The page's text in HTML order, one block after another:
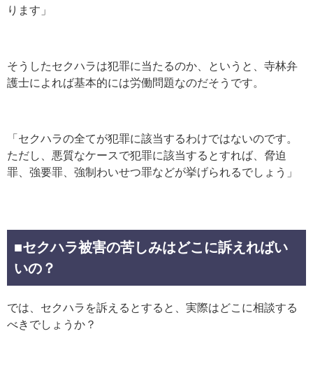
ります」
そうしたセクハラは犯罪に当たるのか、というと、寺林弁
護士によれば基本的には労働問題なのだそうです。
「セクハラの全てが犯罪に該当するわけではないのです。
ただし、悪質なケースで犯罪に該当するとすれば、脅迫
罪、強要罪、強制わいせつ罪などが挙げられるでしょう」
■セクハラ被害の苦しみはどこに訴えればい
いの？
では、セクハラを訴えるとすると、実際はどこに相談する
べきでしょうか？